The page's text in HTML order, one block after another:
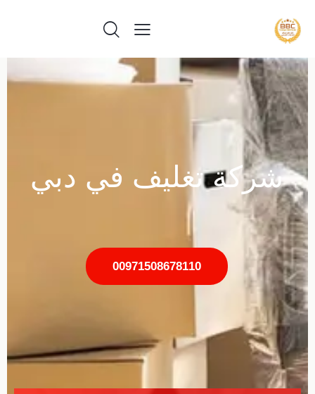
شركة تغليف في دبي
00971508678110